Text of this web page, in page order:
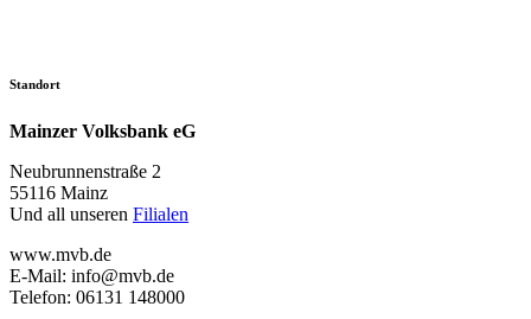
Standort
Mainzer Volksbank eG
Neubrunnenstraße 2
55116 Mainz
Und all unseren Filialen
www.mvb.de
E-Mail: info@mvb.de
Telefon: 06131 148000